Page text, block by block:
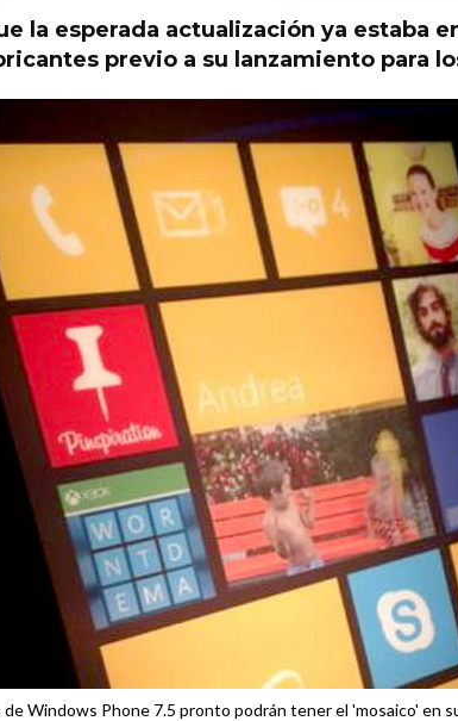
la esperada actualización ya estaba
previo a su lanzamiento para
de Windows Phone 7.5 pronto podrán tener el 'mosaico' en